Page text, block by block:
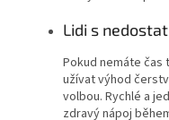
Lidi s
Pokud nemáte čas
užívat výhod
volbou. Rychlé a
zdravý nápoj